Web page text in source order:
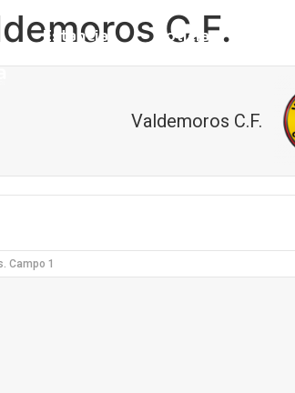
Estancia Noticias
C.F.
Valdemoros C.F.
Campo 1